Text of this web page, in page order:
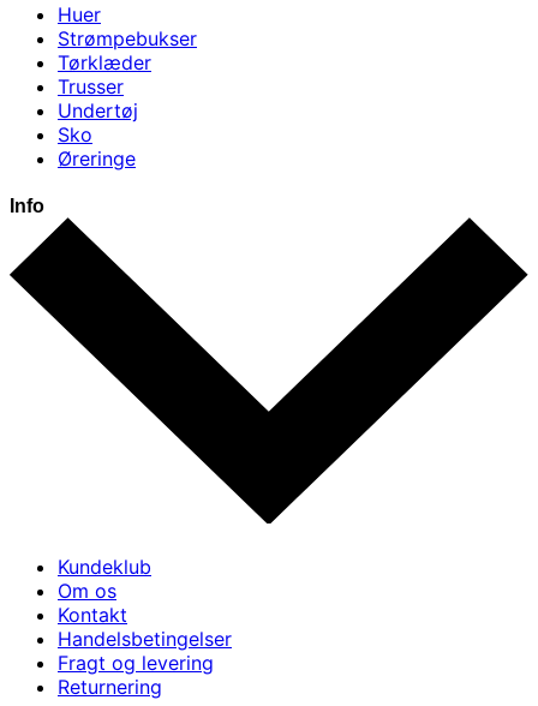
Huer
Strømpebukser
Tørklæder
Trusser
Undertøj
Sko
Øreringe
Info
Kundeklub
Om os
Kontakt
Handelsbetingelser
Fragt og levering
Returnering